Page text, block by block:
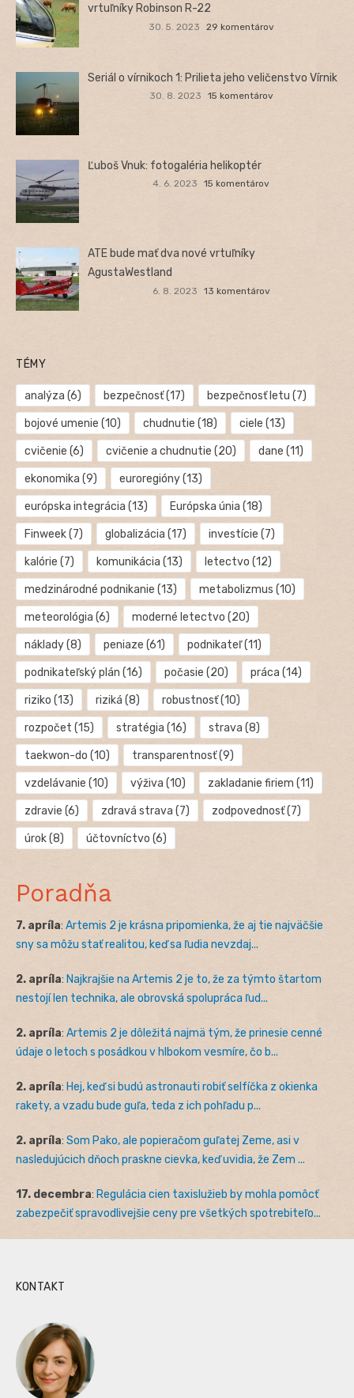
vrtuľníky Robinson R-22
30. 5. 2023 29 komentárov
Seriál o vírnikoch 1: Prilieta jeho veličenstvo Vírnik
30. 8. 2023 15 komentárov
Ľuboš Vnuk: fotogaléria helikoptér
4. 6. 2023 15 komentárov
ATE bude mať dva nové vrtuľníky
AgustaWestland
6. 8. 2023 13 komentárov
TÉMY
analýza (6) bezpečnosť(17) bezpečnosť letu (7)
bojové umenie (10) chudnutie (18) ciele (13)
cvičenie (6) cvičenie a chudnutie (20) dane (11)
ekonomika (9) euroregióny(13)
európska integrácia (13) Európska únia (18)
Finweek(7) globalizácia (17) investície (7)
kalórie (7) komunikácia (13) letectvo (12)
medzinárodné podnikanie (13) metabolizmus (10)
meteorológia (6) moderné letectvo (20)
náklady(8) peniaze (61) podnikateľ(11)
podnikateľský plán (16) počasie (20) práca (14)
riziko (13) riziká (8) robustnosť(10)
rozpočet (15) stratégia (16) strava (8)
taekwon-do (10) transparentnosť(9)
vzdelávanie (10) výživa (10) zakladanie firiem (11)
zdravie (6) zdravá strava (7) zodpovednosť(7)
úrok(8) účtovníctvo (6)
Poradňa
7. apríla: Artemis 2 je krásna pripomienka, že aj tie najväčšie
sny sa môžu stať realitou, keď sa ľudia nevzdaj...
2. apríla: Najkrajšie na Artemis 2 je to, že za týmto štartom
nestojí len technika, ale obrovská spolupráca ľud...
2. apríla: Artemis 2 je dôležitá najmä tým, že prinesie cenné
údaje o letoch s posádkou v hlbokom vesmíre, čo b...
2. apríla: Hej, keď si budú astronauti robiť selfíčka z okienka
rakety, a vzadu bude guľa, teda z ich pohľadu p...
2. apríla: Som Pako, ale popieračom guľatej Zeme, asi v
nasledujúcich dňoch praskne cievka, keď uvidia, že Zem ...
17. decembra: Regulácia cien taxislužieb by mohla pomôcť
zabezpečiť spravodlivejšie ceny pre všetkých spotrebiteľo...
KONTAKT